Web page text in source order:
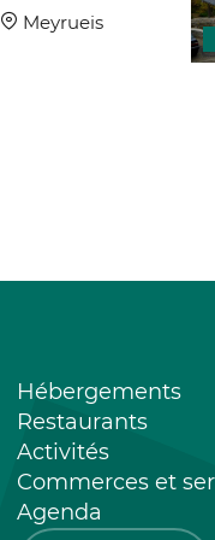
Meyrueis
Hébergements
Restaurants
Activités
Commerces et
Agenda